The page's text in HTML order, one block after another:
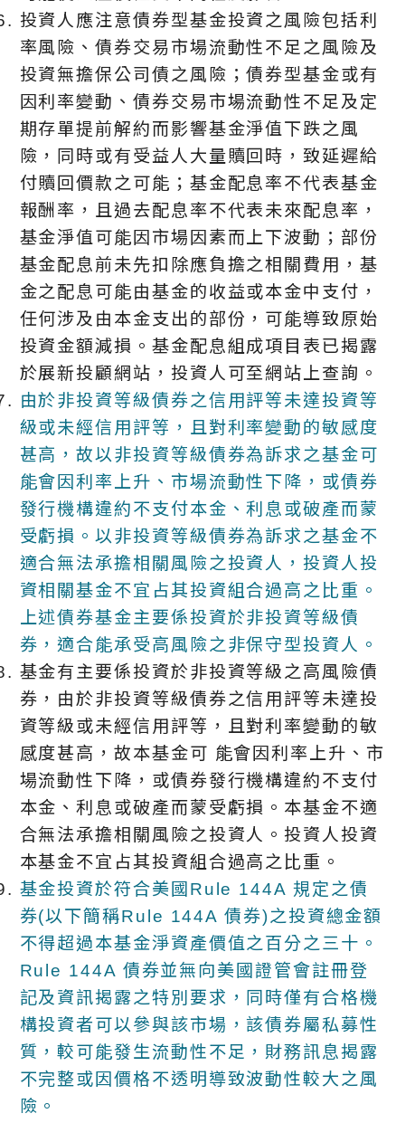
投資人應注意債券型基金投資之風險包括利
率風險、債券交易市場流動性不足之風險及
投資無擔保公司債之風險；債券型基金或有
因利率變動、債券交易市場流動性不足及定
期存單提前解約而影響基金淨值下跌之風
險，同時或有受益人大量贖回時，致延遲給
付贖回價款之可能；基金配息率不代表基金
報酬率，且過去配息率不代表未來配息率，
基金淨值可能因市場因素而上下波動；部份
基金配息前未先扣除應負擔之相關費用，基
金之配息可能由基金的收益或本金中支付，
任何涉及由本金支出的部份，可能導致原始
投資金額減損。基金配息組成項目表已揭露
於展新投顧網站，投資人可至網站上查詢。
由於非投資等級債券之信用評等未達投資等
級或未經信用評等，且對利率變動的敏感度
甚高，故以非投資等級債券為訴求之基金可
能會因利率上升、市場流動性下降，或債券
發行機構違約不支付本金、利息或破產而蒙
受虧損。以非投資等級債券為訴求之基金不
適合無法承擔相關風險之投資人，投資人投
資相關基金不宜占其投資組合過高之比重。
上述債券基金主要係投資於非投資等級債
券，適合能承受高風險之非保守型投資人。
基金有主要係投資於非投資等級之高風險債
券，由於非投資等級債券之信用評等未達投
資等級或未經信用評等，且對利率變動的敏
感度甚高，故本基金可 能會因利率上升、市
場流動性下降，或債券發行機構違約不支付
本金、利息或破產而蒙受虧損。本基金不適
合無法承擔相關風險之投資人。投資人投資
本基金不宜占其投資組合過高之比重。
基金投資於符合美國Rule 144A 規定之債
券(以下簡稱Rule 144A 債券)之投資總金額
不得超過本基金淨資產價值之百分之三十。
Rule 144A 債券並無向美國證管會註冊登
記及資訊揭露之特別要求，同時僅有合格機
構投資者可以參與該市場，該債券屬私募性
質，較可能發生流動性不足，財務訊息揭露
不完整或因價格不透明導致波動性較大之風
險。